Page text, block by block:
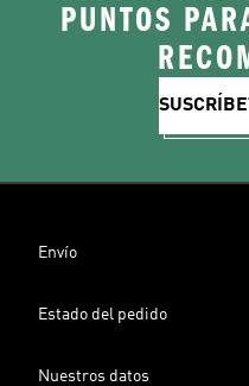
PUNTOS
Envío
Estado del pedido
Nuestros datos